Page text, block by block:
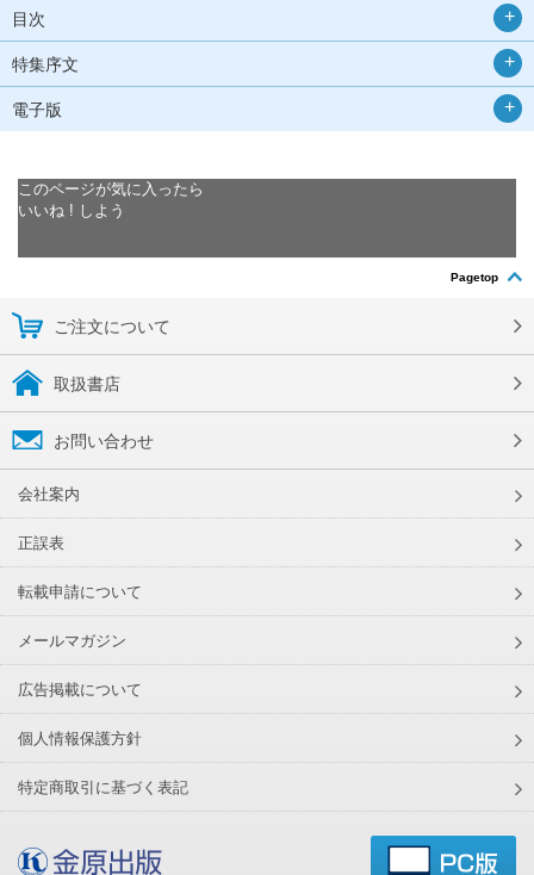
目次
特集序文
電子版
このページが気に入ったら
いいね ! しよう
Pagetop
ご注文について
取扱書店
お問い合わせ
会社案内
正誤表
転載申請について
メールマガジン
広告掲載について
個人情報保護方針
特定商取引に基づく表記